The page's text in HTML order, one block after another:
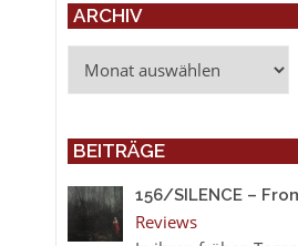
ARCHIV
BEITRÄGE
156/SILENCE –
Reviews